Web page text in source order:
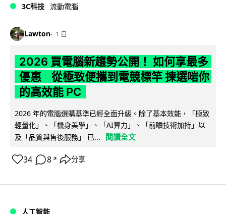
3C科技 流動電腦
Lawton 1 日
2026 買電腦新趨勢公開！ 如何享最多
優惠 從極致便攜到電競標竿 揀選啱你
的高效能 PC
2026 年的電腦選購基準已經全面升級。除了基本效能，「極致
輕量化」、「機身美學」、「AI算力」、「前瞻技術加持」以
及「品質與售後服務」 已...
閱讀全文
34 8 ↗ 分享
人工智能